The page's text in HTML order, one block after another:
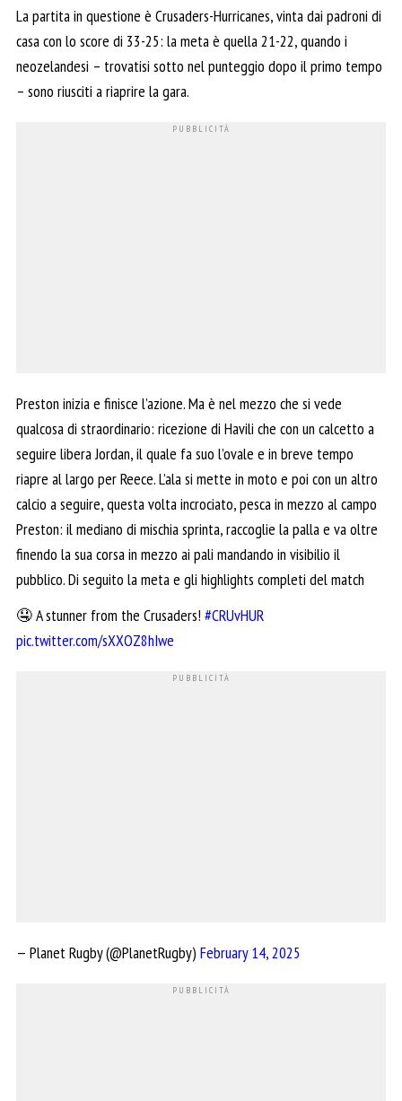
La partita in questione è Crusaders-Hurricanes, vinta dai padroni di
casa con lo score di 33-25: la meta è quella 21-22, quando i
neozelandesi – trovatisi sotto nel punteggio dopo il primo tempo
– sono riusciti a riaprire la gara.
Preston inizia e finisce l’azione. Ma è nel mezzo che si vede
qualcosa di straordinario: ricezione di Havili che con un calcetto a
seguire libera Jordan, il quale fa suo l’ovale e in breve tempo
riapre al largo per Reece. L’ala si mette in moto e poi con un altro
calcio a seguire, questa volta incrociato, pesca in mezzo al campo
Preston: il mediano di mischia sprinta, raccoglie la palla e va oltre
finendo la sua corsa in mezzo ai pali mandando in visibilio il
pubblico. Di seguito la meta e gli highlights completi del match
🤤 A stunner from the Crusaders! #CRUvHUR
pic.twitter.com/sXXOZ8hIwe
— Planet Rugby (@PlanetRugby) February 14, 2025